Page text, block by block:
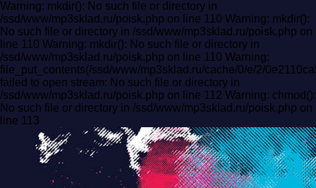
Warning: mkdir(): No such file or directory in
/ssd/www/mp3sklad.ru/poisk.php on line 110 Warning: mkdir():
No such file or directory in /ssd/www/mp3sklad.ru/poisk.php on
line 110 Warning: mkdir(): No such file or directory in
/ssd/www/mp3sklad.ru/poisk.php on line 110 Warning:
file_put_contents(/ssd/www/mp3sklad.ru/cache/0/e/2/
failed to open stream: No such file or directory in
/ssd/www/mp3sklad.ru/poisk.php on line 112 Warning: chmod():
No such file or directory in /ssd/www/mp3sklad.ru/poisk.php on
line 113